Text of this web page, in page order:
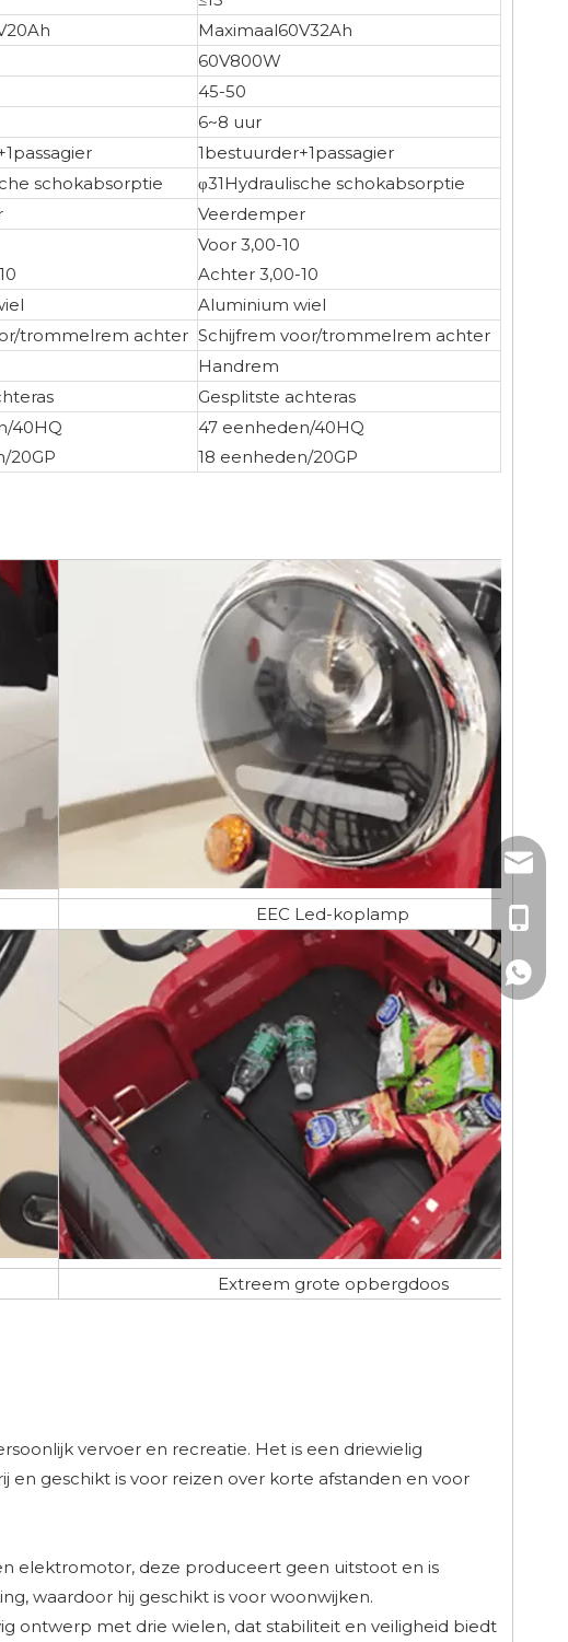
Maximaal60V32Ah
60V800W
45-50
6~8 uur
1bestuurder+1passagier
schokabsorptie
φ31Hydraulische schokabsorptie
Veerdemper
Voor 3,00-10
Achter 3,00-10
Aluminium wiel
trommelrem achter Schijfrem voor/trommelrem achter
Handrem
Gesplitste achteras
40HQ
20GP
47 eenheden/40HQ
18 eenheden/20GP
EEC Led-koplamp
Extreem grote opbergdoos
vervoer en recreatie. Het is een driewielig
geschikt is voor reizen over korte afstanden en voor
elektromotor, deze produceert geen uitstoot en is
waardoor hij geschikt is voor woonwijken.
ontwerp met drie wielen, dat stabiliteit en veiligheid biedt
+86-